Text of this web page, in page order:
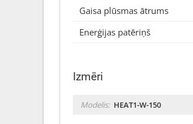
Gaisa plūsmas ātrums
Enerģijas patēriņš
Izmēri
Modelis: HEAT1-W-150